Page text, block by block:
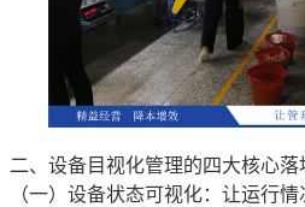
二、设备目视化管理的四大核心落
（一）设备状态可视化：让运行情